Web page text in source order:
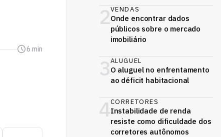
6 min
2VENDAS
Onde encontrar dados
públicos sobre o mercado
imobiliário
3ALUGUEL
O aluguel no enfrentamento
ao déficit habitacional
4CORRETORES
Instabilidade de renda
resiste como dificuldade dos
corretores autônomos